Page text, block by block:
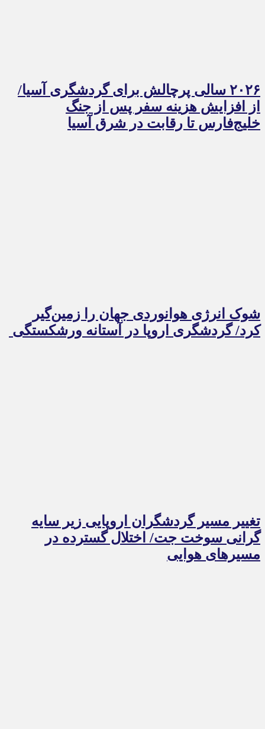
۲۰۲۶ سالی پرچالش برای گردشگری آسیا/
از افزایش هزینه سفر پس از جنگ
خلیج‌فارس تا رقابت در شرق آسیا
شوک انرژی هوانوردی جهان را زمین‌گیر
کرد/ گردشگری اروپا در آستانه ورشکستگی
تغییر مسیر گردشگران اروپایی زیر سایه
گرانی سوخت جت/ اختلال گسترده در
مسیرهای هوایی